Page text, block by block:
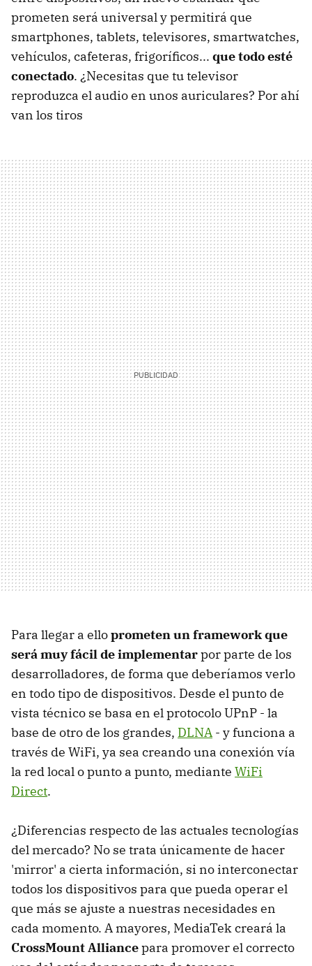
prometen será universal y permitirá que
smartphones, tablets, televisores, smartwatches,
vehículos, cafeteras, frigoríficos... que todo esté
conectado. ¿Necesitas que tu televisor
reproduzca el audio en unos auriculares? Por ahí
van los tiros
Para llegar a elloprometen un framework que
será muy fácil de implementarpor parte de los
desarrolladores, de forma que deberíamos verlo
en todo tipo de dispositivos. Desde el punto de
vista técnico se basa en el protocolo UPnP - la
base de otro de los grandes, DLNA - y funciona a
través de WiFi, ya sea creando una conexión vía
la red local o punto a punto, mediante WiFi
Direct.
¿Diferencias respecto de las actuales tecnologías
del mercado? No se trata únicamente de hacer
'mirror' a cierta información, si no interconectar
todos los dispositivos para que pueda operar el
que más se ajuste a nuestras necesidades en
cada momento. A mayores, MediaTek creará la
CrossMount Alliancepara promover el correcto